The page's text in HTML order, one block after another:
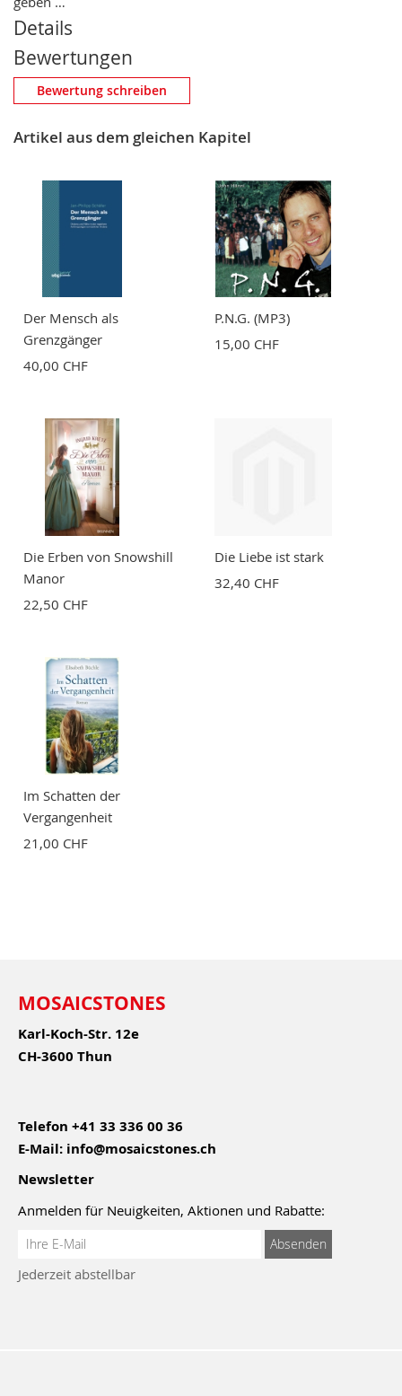
Details
Bewertungen
Eigene Bewertung schreiben
Nickname
Zusammenfassung
Bewertung
Bewertung schreiben
Artikel aus dem gleichen Kapitel
Der Mensch als
Grenzgänger
40,00 CHF
P.N.G. (MP3)
15,00 CHF
Die Erben von Snowshill
Manor
22,50 CHF
Die Liebe ist stark
32,40 CHF
Im Schatten der
Vergangenheit
21,00 CHF
MOSAICSTONES
Karl-Koch-Str. 12e
CH-3600 Thun
Telefon +41 33 336 00 36
E-Mail: info@mosaicstones.ch
Newsletter
Anmelden für Neuigkeiten, Aktionen und Rabatte:
Anmeldung
Newsletter:
Absenden
Jederzeit abstellbar